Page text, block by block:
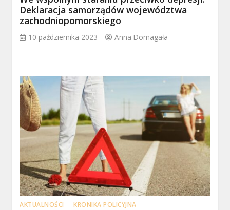
Deklaracja samorządów województwa
zachodniopomorskiego
10 października 2023 Anna Domagała
AKTUALNOŚCI KRONIKA POLICYJNA